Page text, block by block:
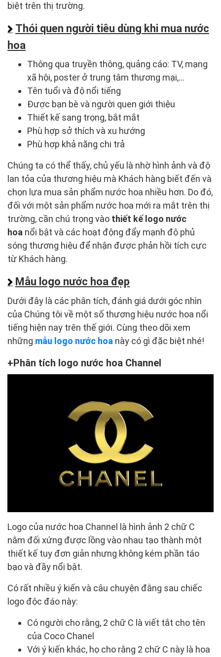
biệt trên thị trường.
Thói quen người tiêu dùng khi mua nước
hoa
Thông qua truyền thông, quảng cáo: TV, mạng
xã hội, poster ở trung tâm thương mại,…
Tên tuổi và độ nổi tiếng
Được bạn bè và người quen giới thiệu
Thiết kế sang trọng, bắt mắt
Phù hợp sở thích và xu hướng
Phù hợp khả năng chi trả
Chúng ta có thể thấy, chủ yếu là nhờ hình ảnh và độ
lan tỏa của thương hiệu mà Khách hàng biết đến và
chọn lựa mua sản phẩm nước hoa nhiều hơn. Do đó,
đối với một sản phẩm nước hoa mới ra mắt trên thị
trường, cần chú trọng vào thiết kế logo nước
hoa nổi bật và các hoạt động đẩy mạnh độ phủ
sóng thương hiệu để nhận được phản hồi tích cực
từ Khách hàng.
Mẫu logo nước hoa đẹp
Dưới đây là các phân tích, đánh giá dưới góc nhìn
của Chúng tôi về một số thương hiệu nước hoa nổi
tiếng hiện nay trên thế giới. Cùng theo dõi xem
những mẫu logo nước hoa này có gì đặc biệt nhé!
Phân tích logo nước hoa Channel
Logo của nước hoa Channel là hình ảnh 2 chữ C
nằm đối xứng được lồng vào nhau tạo thành một
thiết kế tuy đơn giản nhưng không kém phần táo
bạo và đầy nổi bật.
Có rất nhiều ý kiến và câu chuyện đằng sau chiếc
logo độc đáo này:
Có người cho rằng, 2 chữ C là viết tắt cho tên
của Coco Chanel
Với ý kiến khác, họ cho rằng 2 chữ C này là hoa